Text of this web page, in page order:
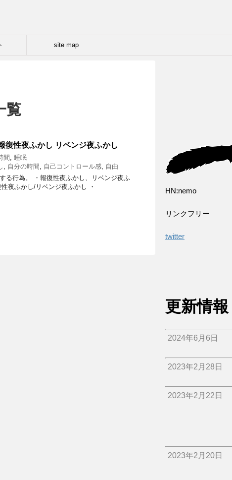
site map
覧
復性夜ふかし リベンジ夜ふかし
間 , 睡眠
, 自分の時間 , 自己コントロール感, 自由
る行為。 ・報復性夜ふかし、リベンジ夜ふ
夜ふかし/リベンジ夜ふかし ・
HN:nemo
リンクフリー
twitter
更新情報
2024年6月6日
2023年2月28日
2023年2月22日
2023年2月20日